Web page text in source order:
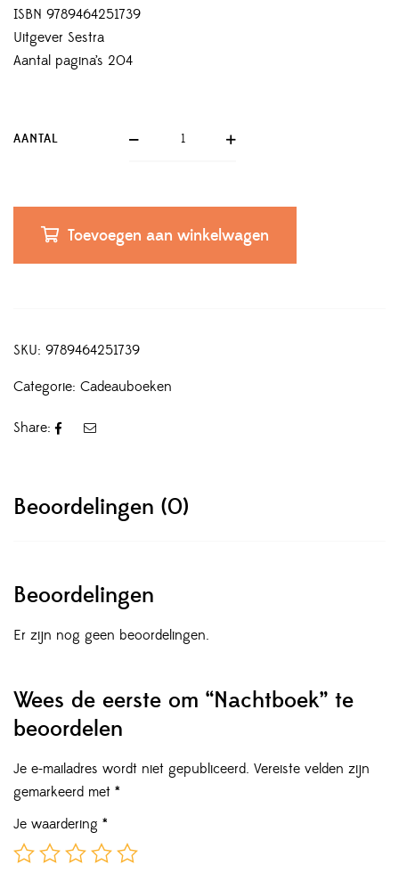
ISBN 9789464251739
Uitgever Sestra
Aantal pagina’s 204
AANTAL
Toevoegen aan winkelwagen
SKU: 9789464251739
Categorie: Cadeauboeken
Share:
Beoordelingen (0)
Beoordelingen
Er zijn nog geen beoordelingen.
Wees de eerste om “Nachtboek” te
beoordelen
Je e-mailadres wordt niet gepubliceerd. Vereiste velden zijn
gemarkeerd met *
Je waardering *